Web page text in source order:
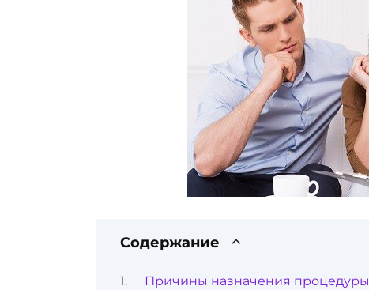
Содержание
Причины назначения процедуры